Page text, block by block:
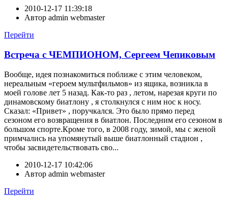
2010-12-17 11:39:18
Автор admin webmaster
Перейти
Встреча с ЧЕМПИОНОМ, Сергеем Чепиковым
Вообще, идея познакомиться поближе с этим человеком,
нереальным «героем мультфильмов» из ящика, возникла в
моей голове лет 5 назад. Как-то раз , летом, нарезая круги по
динамовскому биатлону , я столкнулся с ним нос к носу.
Сказал: «Привет» , поручкался. Это было прямо перед
сезоном его возвращения в биатлон. Последним его сезоном в
большом спорте.Кроме того, в 2008 году, зимой, мы с женой
примчались на упомянутый выше биатлонный стадион ,
чтобы засвидетельствовать сво...
2010-12-17 10:42:06
Автор admin webmaster
Перейти